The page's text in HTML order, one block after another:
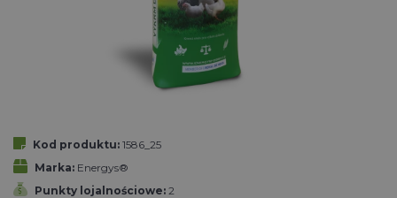
Kod produktu: 1586_25
Marka: Energys®
Punkty lojalnościowe: 2